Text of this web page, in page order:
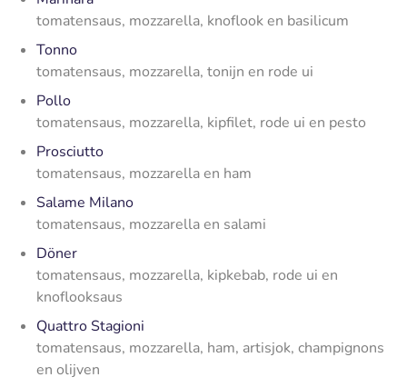
tomatensaus, mozzarella, knoflook en basilicum
Tonno
tomatensaus, mozzarella, tonijn en rode ui
Pollo
tomatensaus, mozzarella, kipfilet, rode ui en pesto
Prosciutto
tomatensaus, mozzarella en ham
Salame Milano
tomatensaus, mozzarella en salami
Döner
tomatensaus, mozzarella, kipkebab, rode ui en
knoflooksaus
Quattro Stagioni
tomatensaus, mozzarella, ham, artisjok, champignons
en olijven